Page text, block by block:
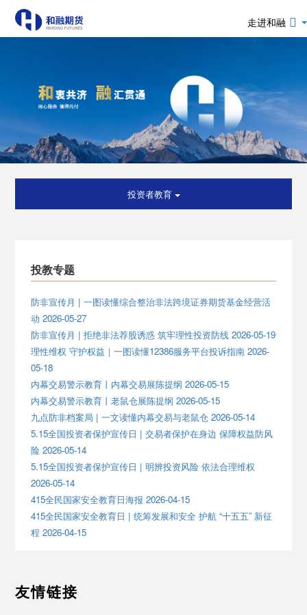
走进和融
投资者教育
投教专题
防非宣传月 | 一图读懂综合整治非法跨境证券期货基金经营活
动 2026-05-27
防非宣传月 | 拒绝非法荐股诱惑 筑牢理性投资防线 2026-05-19
理性维权 守护权益｜一图读懂12386服务平台投诉指南 2026-
05-18
内幕交易警示教育丨内幕交易展陈提纲 2026-05-15
内幕交易警示教育丨老鼠仓展陈提纲 2026-05-15
九点防非档案局 | 一文读懂内幕交易与老鼠仓 2026-05-14
5.15全国投资者保护宣传日 | 交易者保护在身边 保障权益防风
险 2026-05-14
5.15全国投资者保护宣传日 | 明辨投资风险 依法合理维权
2026-05-14
415全民国家安全教育日海报 2026-04-15
415全民国家安全教育日 | 统筹发展和安全 护航 “十五五” 新征
程 2026-04-15
友情链接